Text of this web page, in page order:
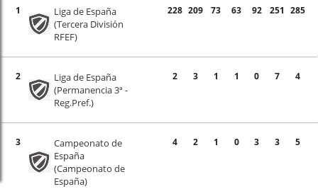
1
Liga de España
(Tercera División
RFEF)
228 209 73 63 92 251 285
2
Liga de España
(Permanencia 3ª -
Reg.Pref.)
2 3 1 1 0 7 4
3
Campeonato de
España
(Campeonato de
España)
4 2 1 0 3 3 5